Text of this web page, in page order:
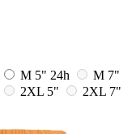
M 5" 24h
M 7"
2XL 5"
2XL 7"